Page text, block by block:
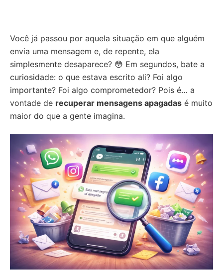
Você já passou por aquela situação em que alguém
envia uma mensagem e, de repente, ela
simplesmente desaparece? 😳 Em segundos, bate a
curiosidade: o que estava escrito ali? Foi algo
importante? Foi algo comprometedor? Pois é… a
vontade de recuperar mensagens apagadas é muito
maior do que a gente imagina.